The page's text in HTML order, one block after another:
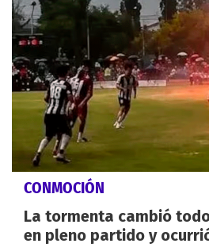
CONMOCIÓN
La tormenta cambió
en pleno partido y